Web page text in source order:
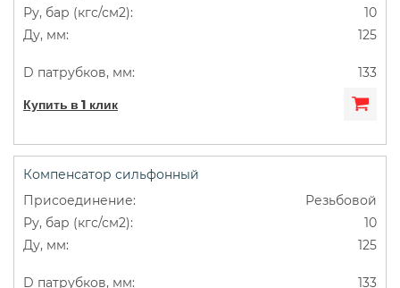
10
125
133
Купить в 1 клик
Компенсатор сильфонный
Резьбовой
10
125
133